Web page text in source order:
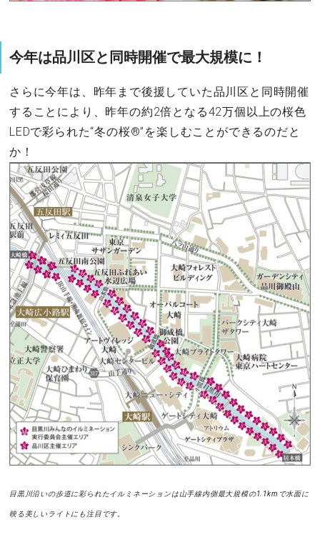
今年は品川区と同時開催で最大規模に！
さらに今年は、昨年まで後援していた品川区と同時開催
することにより、昨年の約2倍となる42万個以上の桜色
LEDで彩られた“冬の桜®”を楽しむことができるのだと
か！
目黒川沿いの歩道に彩られたイルミネーションは山手線内側最大規模の1.1kmで水面に
映る美しいライトにも注目です。